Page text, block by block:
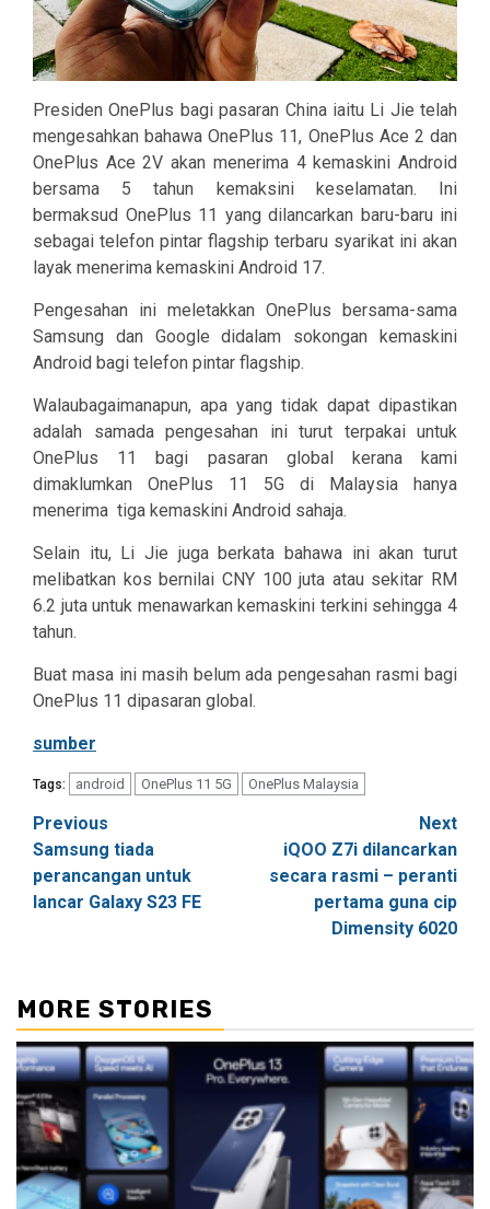
Presiden OnePlus bagi pasaran China iaitu Li Jie telah
mengesahkan bahawa OnePlus 11, OnePlus Ace 2 dan
OnePlus Ace 2V akan menerima 4 kemaskini Android
bersama 5 tahun kemaksini keselamatan. Ini
bermaksud OnePlus 11 yang dilancarkan baru-baru ini
sebagai telefon pintar flagship terbaru syarikat ini akan
layak menerima kemaskini Android 17.
Pengesahan ini meletakkan OnePlus bersama-sama
Samsung dan Google didalam sokongan kemaskini
Android bagi telefon pintar flagship.
Walaubagaimanapun, apa yang tidak dapat dipastikan
adalah samada pengesahan ini turut terpakai untuk
OnePlus 11 bagi pasaran global kerana kami
dimaklumkan OnePlus 11 5G di Malaysia hanya
menerima tiga kemaskini Android sahaja.
Selain itu, Li Jie juga berkata bahawa ini akan turut
melibatkan kos bernilai CNY 100 juta atau sekitar RM
6.2 juta untuk menawarkan kemaskini terkini sehingga 4
tahun.
Buat masa ini masih belum ada pengesahan rasmi bagi
OnePlus 11 dipasaran global.
sumber
Tags: android OnePlus 11 5G OnePlus Malaysia
Post
navigation
Previous
Samsung tiada
perancangan untuk
lancar Galaxy S23 FE
Next
iQOO Z7i dilancarkan
secara rasmi – peranti
pertama guna cip
Dimensity 6020
MORE STORIES